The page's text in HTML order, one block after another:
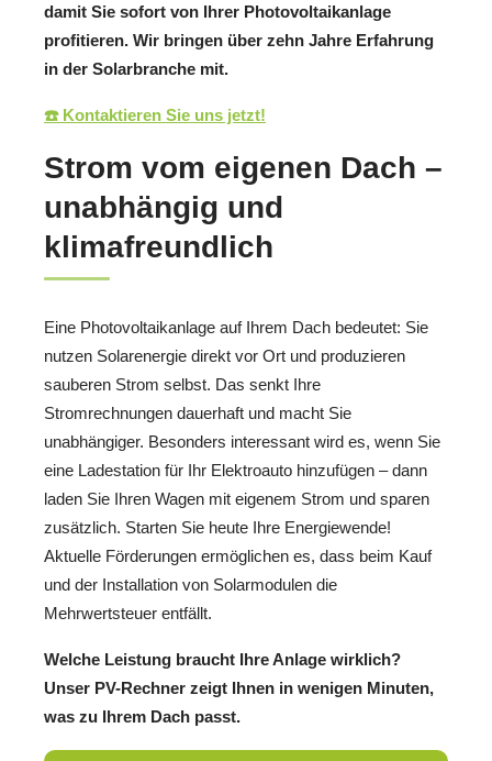
damit Sie sofort von Ihrer Photovoltaikanlage
profitieren. Wir bringen über zehn Jahre Erfahrung
in der Solarbranche mit.
☎️ Kontaktieren Sie uns jetzt!
Strom vom eigenen Dach –
unabhängig und
klimafreundlich
Eine Photovoltaikanlage auf Ihrem Dach bedeutet: Sie
nutzen Solarenergie direkt vor Ort und produzieren
sauberen Strom selbst. Das senkt Ihre
Stromrechnungen dauerhaft und macht Sie
unabhängiger. Besonders interessant wird es, wenn Sie
eine Ladestation für Ihr Elektroauto hinzufügen – dann
laden Sie Ihren Wagen mit eigenem Strom und sparen
zusätzlich. Starten Sie heute Ihre Energiewende!
Aktuelle Förderungen ermöglichen es, dass beim Kauf
und der Installation von Solarmodulen die
Mehrwertsteuer entfällt.
Welche Leistung braucht Ihre Anlage wirklich?
Unser PV-Rechner zeigt Ihnen in wenigen Minuten,
was zu Ihrem Dach passt.